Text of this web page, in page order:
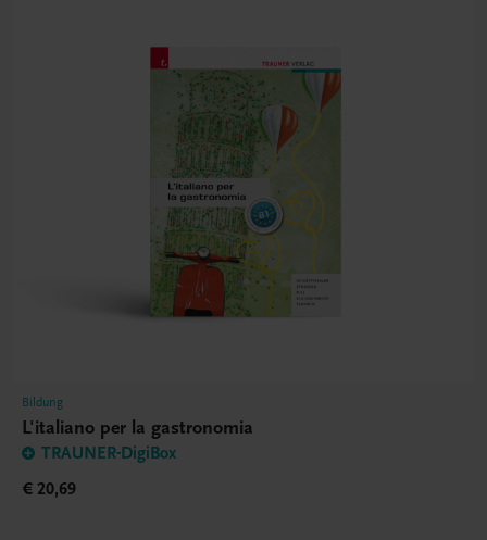
Bildung
L'italiano per la gastronomia
TRAUNER-DigiBox
€ 20,69